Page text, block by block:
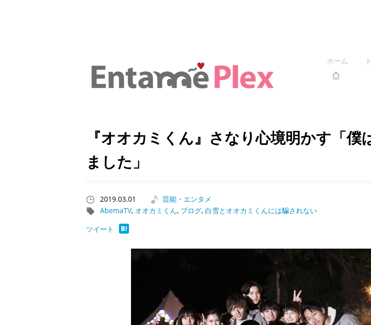
ホーム
『オオカミくん』さなり心境明かす「僕
ました」
2019.03.01
芸能・エンタメ
AbemaTV, オオカミくん, ブログ, 白雪とオオカミくんには騙されない
ツイート